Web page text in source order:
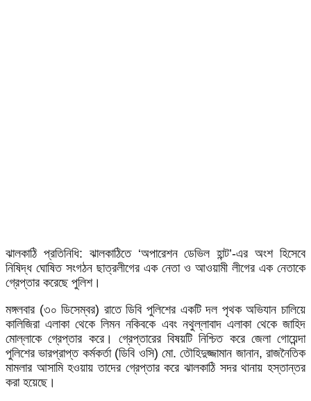
ঝালকাঠি প্রতিনিধি: ঝালকাঠিতে ‘অপারেশন ডেভিল হান্ট’-এর অংশ হিসেবে
নিষিদ্ধ ঘোষিত সংগঠন ছাত্রলীগের এক নেতা ও আওয়ামী লীগের এক নেতাকে
গ্রেপ্তার করেছে পুলিশ।
মঙ্গলবার (৩০ ডিসেম্বর) রাতে ডিবি পুলিশের একটি দল পৃথক অভিযান চালিয়ে
কালিজিরা এলাকা থেকে লিমন নকিবকে এবং নথুল্লাবাদ এলাকা থেকে জাহিদ
মোল্লাকে গ্রেপ্তার করে। গ্রেপ্তারের বিষয়টি নিশ্চিত করে জেলা গোয়েন্দা
পুলিশের ভারপ্রাপ্ত কর্মকর্তা (ডিবি ওসি) মো. তৌহিদুজ্জামান জানান, রাজনৈতিক
মামলার আসামি হওয়ায় তাদের গ্রেপ্তার করে ঝালকাঠি সদর থানায় হস্তান্তর
করা হয়েছে।